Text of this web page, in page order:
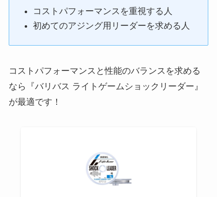
コストパフォーマンスを重視する人
初めてのアジング用リーダーを求める人
コストパフォーマンスと性能のバランスを求める
なら『バリバス ライトゲームショックリーダー』
が最適です！